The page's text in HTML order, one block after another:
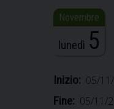
lunedì 5
Inizio: 05/
Fine: 05/11/